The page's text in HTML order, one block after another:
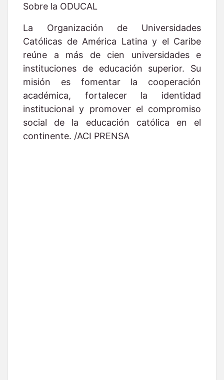
Sobre la ODUCAL
La Organización de Universidades
Católicas de América Latina y el Caribe
reúne a más de cien universidades e
instituciones de educación superior. Su
misión es fomentar la cooperación
académica, fortalecer la identidad
institucional y promover el compromiso
social de la educación católica en el
continente. /ACI PRENSA